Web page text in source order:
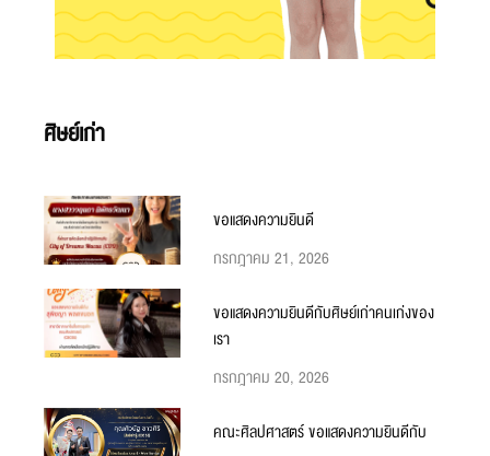
ศิษย์เก่า
ขอแสดงความยินดี
กรกฎาคม 21, 2026
ขอแสดงความยินดีกับศิษย์เก่าคนเก่งของ
เรา
กรกฎาคม 20, 2026
คณะศิลปศาสตร์ ขอแสดงความยินดีกับ